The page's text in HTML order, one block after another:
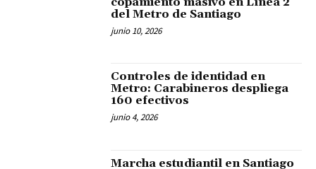
del Metro de Santiago
junio 10, 2026
Controles de identidad en
Metro: Carabineros despliega
160 efectivos
junio 4, 2026
Marcha estudiantil en Santiago